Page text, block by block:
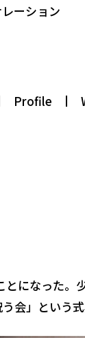
ーション
Profile
になった
会」という